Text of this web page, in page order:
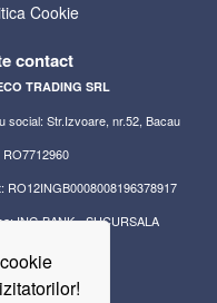
Cookie
contact
TRADING SRL
social: Str.Izvoare, nr.52, Bacau
RO7712960
RO12INGB0008008196378917
ING BANK - SUCURSALA